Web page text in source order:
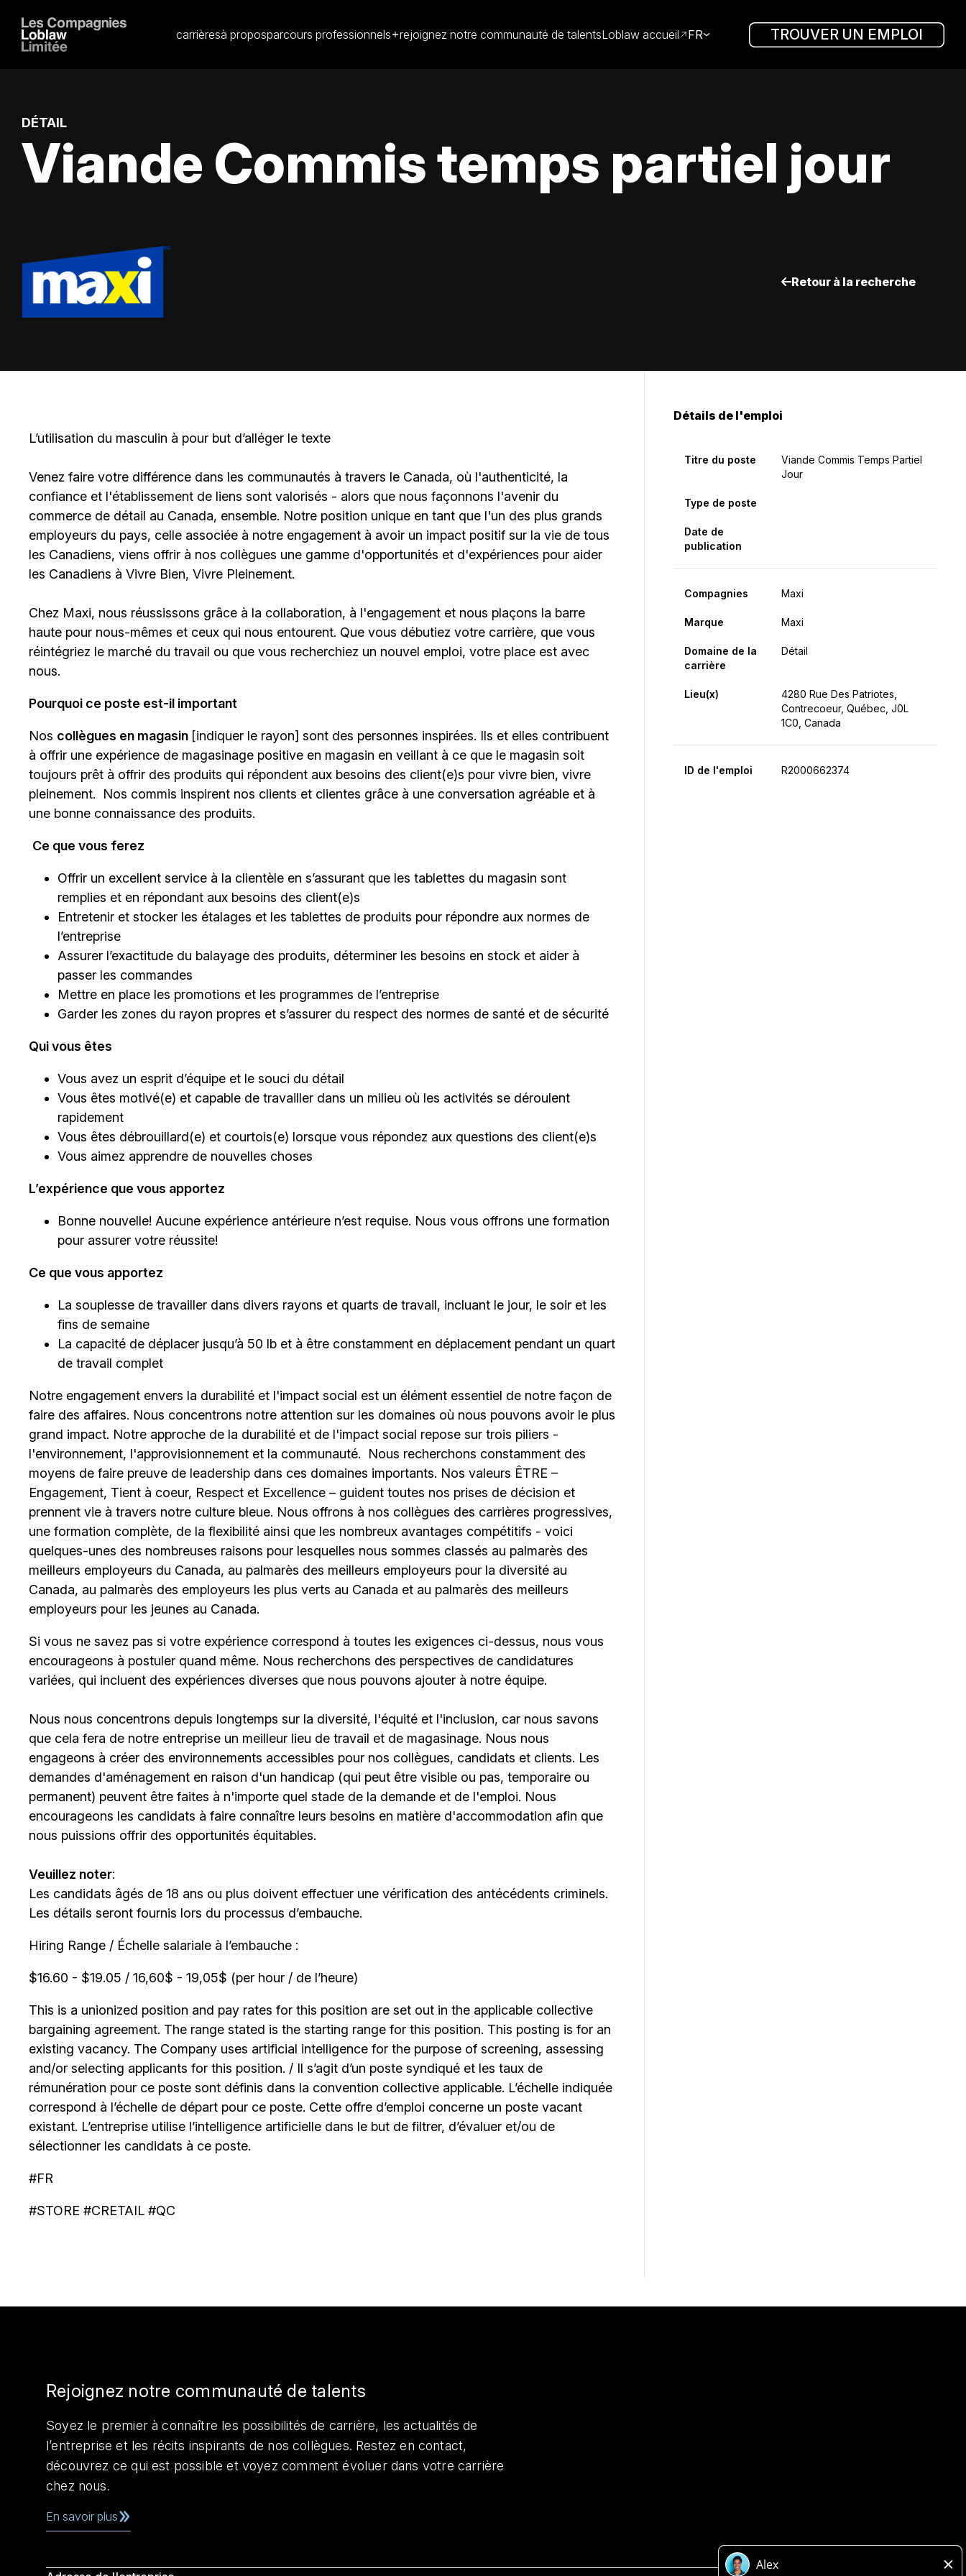
carrièresà proposparcours professionnels rejoignez notre communauté de talentsLoblaw accueil FR TROUVER UN EMPLOI
DÉTAIL
Viande Commis temps partiel jour
Retour à la recherche
L’utilisation du masculin à pour but d’alléger le texte
Venez faire votre différence dans les communautés à travers le Canada, où l'authenticité, la
confiance et l'établissement de liens sont valorisés - alors que nous façonnons l'avenir du
commerce de détail au Canada, ensemble. Notre position unique en tant que l'un des plus grands
employeurs du pays, celle associée à notre engagement à avoir un impact positif sur la vie de tous
les Canadiens, viens offrir à nos collègues une gamme d'opportunités et d'expériences pour aider
les Canadiens à Vivre Bien, Vivre Pleinement.
Chez Maxi, nous réussissons grâce à la collaboration, à l'engagement et nous plaçons la barre
haute pour nous-mêmes et ceux qui nous entourent. Que vous débutiez votre carrière, que vous
réintégriez le marché du travail ou que vous recherchiez un nouvel emploi, votre place est avec
nous.
Pourquoi ce poste est-il important
Nos collègues en magasin [indiquer le rayon] sont des personnes inspirées. Ils et elles contribuent
à offrir une expérience de magasinage positive en magasin en veillant à ce que le magasin soit
toujours prêt à offrir des produits qui répondent aux besoins des client(e)s pour vivre bien, vivre
pleinement. Nos commis inspirent nos clients et clientes grâce à une conversation agréable et à
une bonne connaissance des produits.
Ce que vous ferez
Offrir un excellent service à la clientèle en s’assurant que les tablettes du magasin sont
remplies et en répondant aux besoins des client(e)s
Entretenir et stocker les étalages et les tablettes de produits pour répondre aux normes de
l’entreprise
Assurer l’exactitude du balayage des produits, déterminer les besoins en stock et aider à
passer les commandes
Mettre en place les promotions et les programmes de l’entreprise
Garder les zones du rayon propres et s’assurer du respect des normes de santé et de sécurité
Qui vous êtes
Vous avez un esprit d’équipe et le souci du détail
Vous êtes motivé(e) et capable de travailler dans un milieu où les activités se déroulent
rapidement
Vous êtes débrouillard(e) et courtois(e) lorsque vous répondez aux questions des client(e)s
Vous aimez apprendre de nouvelles choses
L’expérience que vous apportez
Bonne nouvelle! Aucune expérience antérieure n’est requise. Nous vous offrons une formation
pour assurer votre réussite!
Ce que vous apportez
La souplesse de travailler dans divers rayons et quarts de travail, incluant le jour, le soir et les
fins de semaine
La capacité de déplacer jusqu’à 50 lb et à être constamment en déplacement pendant un quart
de travail complet
Notre engagement envers la durabilité et l'impact social est un élément essentiel de notre façon de
faire des affaires. Nous concentrons notre attention sur les domaines où nous pouvons avoir le plus
grand impact. Notre approche de la durabilité et de l'impact social repose sur trois piliers -
l'environnement, l'approvisionnement et la communauté.
Nous recherchons constamment des
moyens de faire preuve de leadership dans ces domaines importants. Nos valeurs ÊTRE –
Engagement, Tient à coeur, Respect et Excellence – guident toutes nos prises de décision et
prennent vie à travers notre culture bleue. Nous offrons à nos collègues des carrières progressives,
une formation complète, de la flexibilité ainsi que les nombreux avantages compétitifs - voici
quelques-unes des nombreuses raisons pour lesquelles nous sommes classés au palmarès des
meilleurs employeurs du Canada, au palmarès des meilleurs employeurs pour la diversité au
Canada, au palmarès des employeurs les plus verts au Canada et au palmarès des meilleurs
employeurs pour les jeunes au Canada.
Si vous ne savez pas si votre expérience correspond à toutes les exigences ci-dessus, nous vous
encourageons à postuler quand même. Nous recherchons des perspectives de candidatures
variées, qui incluent des expériences diverses que nous pouvons ajouter à notre équipe.
Nous nous concentrons depuis longtemps sur la diversité, l'équité et l'inclusion, car nous savons
que cela fera de notre entreprise un meilleur lieu de travail et de magasinage. Nous nous
engageons à créer des environnements accessibles pour nos collègues, candidats et clients. Les
demandes d'aménagement en raison d'un handicap (qui peut être visible ou pas, temporaire ou
permanent) peuvent être faites à n'importe quel stade de la demande et de l'emploi. Nous
encourageons les candidats à faire connaître leurs besoins en matière d'accommodation afin que
nous puissions offrir des opportunités équitables.
Veuillez noter:
Les candidats âgés de 18 ans ou plus doivent effectuer une vérification des antécédents criminels.
Les détails seront fournis lors du processus d’embauche.
Hiring Range / Échelle salariale à l’embauche :
$16.60 - $19.05 / 16,60$ - 19,05$ (per hour / de l’heure)
This is a unionized position and pay rates for this position are set out in the applicable collective
bargaining agreement. The range stated is the starting range for this position. This posting is for an
existing vacancy. The Company uses artificial intelligence for the purpose of screening, assessing
and/or selecting applicants for this position. / Il s’agit d’un poste syndiqué et les taux de
rémunération pour ce poste sont définis dans la convention collective applicable. L’échelle indiquée
correspond à l’échelle de départ pour ce poste. Cette offre d’emploi concerne un poste vacant
existant. L’entreprise utilise l’intelligence artificielle dans le but de filtrer, d’évaluer et/ou de
sélectionner les candidats à ce poste.
#FR
#STORE #CRETAIL #QC
Détails de l'emploi
Titre du poste
Viande Commis Temps Partiel
Jour
Type de poste
Date de
publication
Compagnies Maxi
Marque Maxi
Domaine de la
carrière
Détail
Lieu(x)
4280 Rue Des Patriotes,
Contrecoeur, Québec, J0L
1C0, Canada
ID de l'emploi R2000662374
Rejoignez notre communauté de talents
Soyez le premier à connaître les possibilités de carrière, les actualités de
l’entreprise et les récits inspirants de nos collègues. Restez en contact,
découvrez ce qui est possible et voyez comment évoluer dans votre carrière
chez nous.
En savoir plus